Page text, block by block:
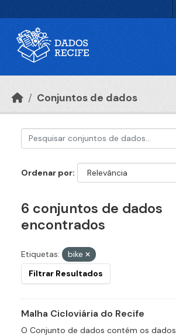
Conjuntos de dados
Ordenar por
6 conjuntos de dados
encontrados
Etiquetas:
bike
Filtrar Resultados
Malha Cicloviária do Recife
O Conjunto de dados contém os dados